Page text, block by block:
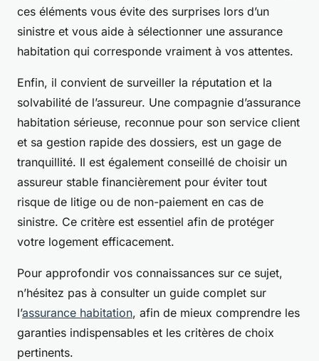
ces éléments vous évite des surprises lors d’un
sinistre et vous aide à sélectionner une assurance
habitation qui corresponde vraiment à vos attentes.
Enfin, il convient de surveiller la réputation et la
solvabilité de l’assureur. Une compagnie d’assurance
habitation sérieuse, reconnue pour son service client
et sa gestion rapide des dossiers, est un gage de
tranquillité. Il est également conseillé de choisir un
assureur stable financièrement pour éviter tout
risque de litige ou de non-paiement en cas de
sinistre. Ce critère est essentiel afin de protéger
votre logement efficacement.
Pour approfondir vos connaissances sur ce sujet,
n’hésitez pas à consulter un guide complet sur
l’assurance habitation, afin de mieux comprendre les
garanties indispensables et les critères de choix
pertinents.